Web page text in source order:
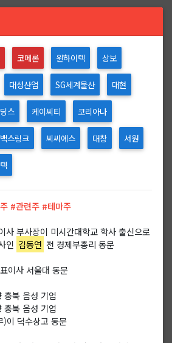
코메론 윈하이텍 상보
대성산업 SG세계물산 대현
스 케이씨티 코리아나
스링크 씨씨에스 대창 서원
#관련주 #테마주
사 부사장이 미시간대학교 학사 출신으로
인 김동연 전 경제부총리 동문
이사 서울대 동문
충북 음성 기업
충북 음성 기업
)이 덕수상고 동문